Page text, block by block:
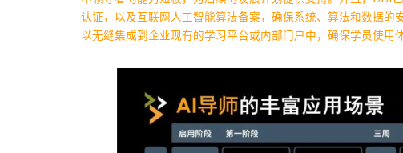
认证，以及互联网人工智能算法备案，确保系统、算法和数据
以无缝集成到企业现有的学习平台或内部门户中，确保学员使用